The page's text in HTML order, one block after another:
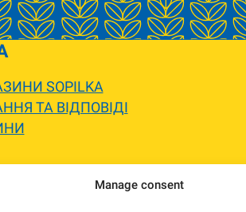
Manage consent
SOPILKA
ТА ВІДПОВІДІ
та погодимо заміну.